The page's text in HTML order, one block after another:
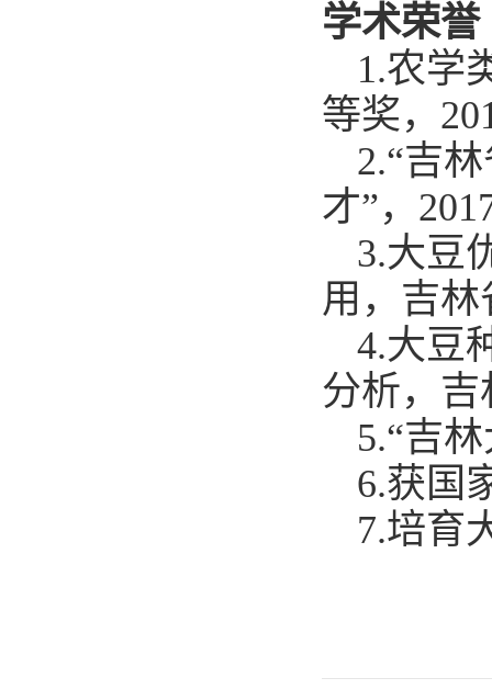
学术荣誉
1.农学
等奖，
2.“吉
才”，
3.大豆
用，吉林
4.大豆
分析，吉
5.“吉
6.获国
7.培育